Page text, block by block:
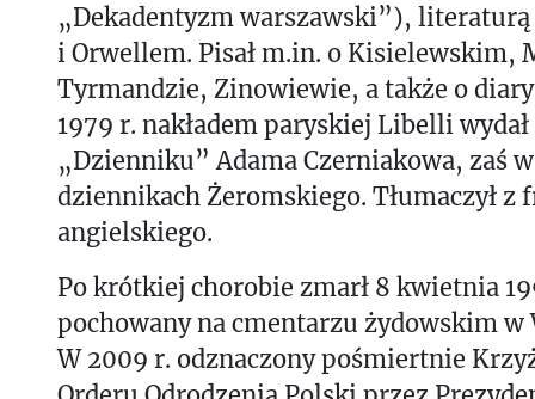
„Dekadentyzm warszawski”), literaturą
i Orwellem. Pisał m.in. o Kisielewskim,
Tyrmandzie, Zinowiewie, a także o
1979 r. nakładem paryskiej Libelli
„Dzienniku” Adama Czerniakowa, zaś
dziennikach Żeromskiego. Tłumaczył z
angielskiego.
Po krótkiej chorobie zmarł 8 kwietnia
pochowany na cmentarzu żydowskim w
W 2009 r. odznaczony pośmiertnie